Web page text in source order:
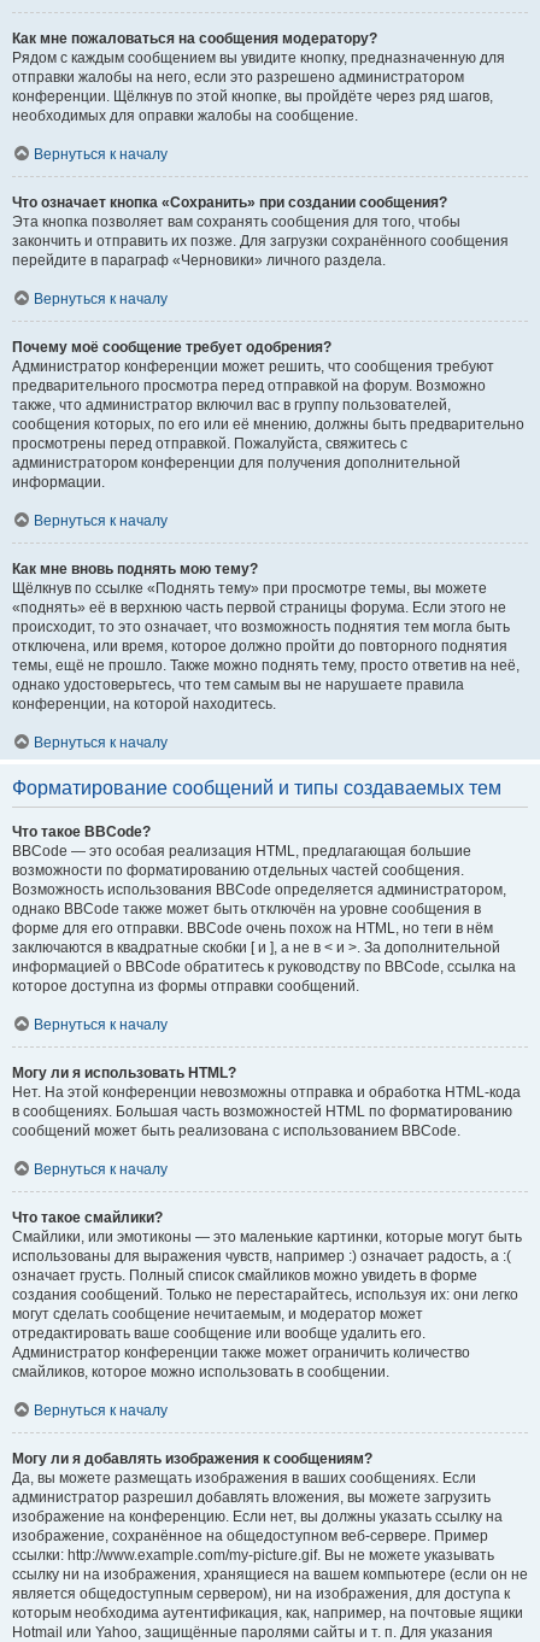
Как мне пожаловаться на сообщения модератору?
Рядом с каждым сообщением вы увидите кнопку, предназначенную для
отправки жалобы на него, если это разрешено администратором
конференции. Щёлкнув по этой кнопке, вы пройдёте через ряд шагов,
необходимых для оправки жалобы на сообщение.
Вернуться к началу
Что означает кнопка «Сохранить» при создании сообщения?
Эта кнопка позволяет вам сохранять сообщения для того, чтобы
закончить и отправить их позже. Для загрузки сохранённого сообщения
перейдите в параграф «Черновики» личного раздела.
Вернуться к началу
Почему моё сообщение требует одобрения?
Администратор конференции может решить, что сообщения требуют
предварительного просмотра перед отправкой на форум. Возможно
также, что администратор включил вас в группу пользователей,
сообщения которых, по его или её мнению, должны быть предварительно
просмотрены перед отправкой. Пожалуйста, свяжитесь с
администратором конференции для получения дополнительной
информации.
Вернуться к началу
Как мне вновь поднять мою тему?
Щёлкнув по ссылке «Поднять тему» при просмотре темы, вы можете
«поднять» её в верхнюю часть первой страницы форума. Если этого не
происходит, то это означает, что возможность поднятия тем могла быть
отключена, или время, которое должно пройти до повторного поднятия
темы, ещё не прошло. Также можно поднять тему, просто ответив на неё,
однако удостоверьтесь, что тем самым вы не нарушаете правила
конференции, на которой находитесь.
Вернуться к началу
Форматирование сообщений и типы создаваемых тем
Что такое BBCode?
BBCode — это особая реализация HTML, предлагающая большие
возможности по форматированию отдельных частей сообщения.
Возможность использования BBCode определяется администратором,
однако BBCode также может быть отключён на уровне сообщения в
форме для его отправки. BBCode очень похож на HTML, но теги в нём
заключаются в квадратные скобки [ и ], а не в < и >. За дополнительной
информацией о BBCode обратитесь к руководству по BBCode, ссылка на
которое доступна из формы отправки сообщений.
Вернуться к началу
Могу ли я использовать HTML?
Нет. На этой конференции невозможны отправка и обработка HTML-кода
в сообщениях. Большая часть возможностей HTML по форматированию
сообщений может быть реализована с использованием BBCode.
Вернуться к началу
Что такое смайлики?
Смайлики, или эмотиконы — это маленькие картинки, которые могут быть
использованы для выражения чувств, например :) означает радость, а :(
означает грусть. Полный список смайликов можно увидеть в форме
создания сообщений. Только не перестарайтесь, используя их: они легко
могут сделать сообщение нечитаемым, и модератор может
отредактировать ваше сообщение или вообще удалить его.
Администратор конференции также может ограничить количество
смайликов, которое можно использовать в сообщении.
Вернуться к началу
Могу ли я добавлять изображения к сообщениям?
Да, вы можете размещать изображения в ваших сообщениях. Если
администратор разрешил добавлять вложения, вы можете загрузить
изображение на конференцию. Если нет, вы должны указать ссылку на
изображение, сохранённое на общедоступном веб-сервере. Пример
ссылки: http://www.example.com/my-picture.gif. Вы не можете указывать
ссылку ни на изображения, хранящиеся на вашем компьютере (если он не
является общедоступным сервером), ни на изображения, для доступа к
которым необходима аутентификация, как, например, на почтовые ящики
Hotmail или Yahoo, защищённые паролями сайты и т. п. Для указания